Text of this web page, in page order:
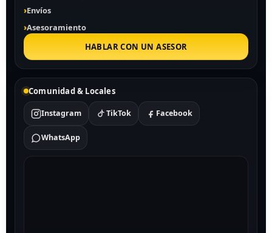
Envíos
Asesoramiento
HABLAR CON UN ASESOR
Comunidad & Locales
Instagram TikTok Facebook
WhatsApp